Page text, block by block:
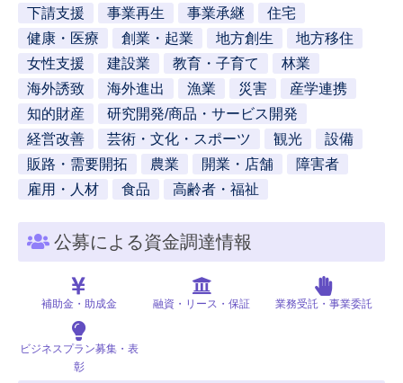
下請支援
事業再生 事業承継
住宅
健康・医療
創業・起業 地方創生
地方移住
女性支援
建設業 教育・子育て
林業
海外誘致
海外進出 漁業 災害
産学連携
知的財産
研究開発/商品・サービス開発
経営改善
芸術・文化・スポーツ 観光
設備
販路・需要開拓
農業 開業・店舗
障害者
雇用・人材
食品 高齢者・福祉
公募による資金調達情報
補助金・助成金 融資・リース・保証 業務受託・事業委託
ビジネスプラン募集・表
彰